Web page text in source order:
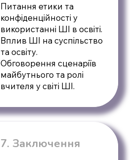
Питання етики та
конфіденційності у
використанні ШІ в освіті.
Вплив ШІ на суспільство
та освіту.
Обговорення сценаріїв
майбутнього та ролі
вчителя у світі ШІ.
7. Заключення